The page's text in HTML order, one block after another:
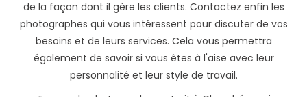
de la façon dont il gère les clients. Contactez enfin les
photographes qui vous intéressent pour discuter de vos
besoins et de leurs services. Cela vous permettra
également de savoir si vous êtes à l'aise avec leur
personnalité et leur style de travail.